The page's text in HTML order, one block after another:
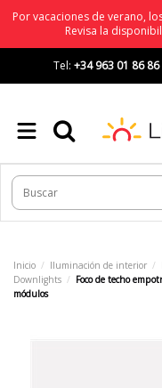
Por vacaciones de verano,
Revisa la
Tel: +34 963 01 86 86
Inicio Iluminación de interior
Downlights
Foco de techo
módulos